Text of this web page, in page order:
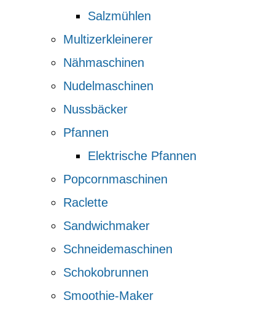
Salzmühlen
Multizerkleinerer
Nähmaschinen
Nudelmaschinen
Nussbäcker
Pfannen
Elektrische Pfannen
Popcornmaschinen
Raclette
Sandwichmaker
Schneidemaschinen
Schokobrunnen
Smoothie-Maker